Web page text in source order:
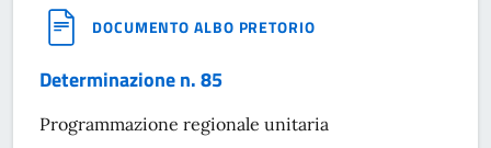
DOCUMENTO ALBO PRETORIO
Determinazione n. 85
Programmazione regionale unitaria